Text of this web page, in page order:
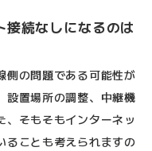
続なしになるのは
側の問題である可能性が
設置場所の調整、中継機
、そもそもインターネッ
ることも考えられますの